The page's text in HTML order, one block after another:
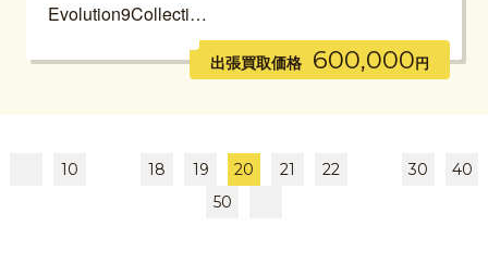
Evolution9Collecti…
出張買取価格 600,000円
10 18 19 20 21 22 30
40
50